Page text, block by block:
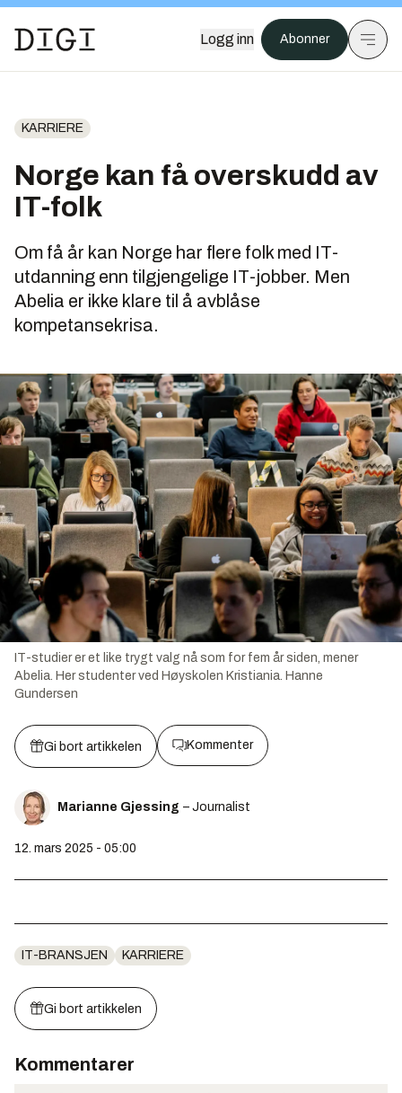
Logg inn Abonner
KARRIERE
Norge kan få overskudd av
IT-folk
Om få år kan Norge har flere folk med IT-
utdanning enn tilgjengelige IT-jobber. Men
Abelia er ikke klare til å avblåse
kompetansekrisa.
IT-studier er et like trygt valg nå som for fem år siden, mener
Abelia. Her studenter ved Høyskolen Kristiania. Hanne
Gundersen
Gi bort artikkelen Kommenter
Marianne Gjessing – Journalist
12. mars 2025 - 05:00
IT-BRANSJEN KARRIERE
Gi bort artikkelen
Kommentarer